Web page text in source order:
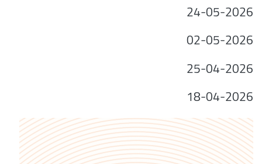
24-05-2026
02-05-2026
25-04-2026
18-04-2026